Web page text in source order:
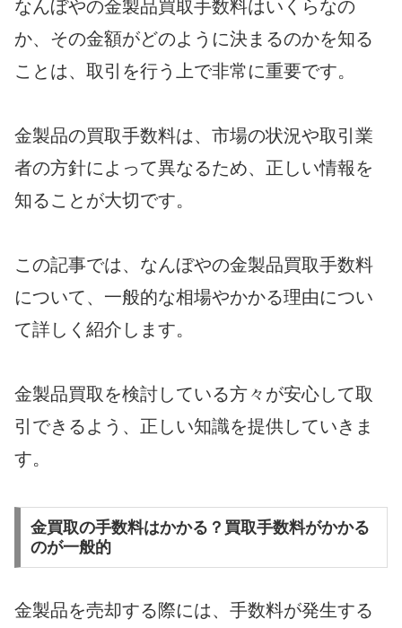
なんぼやの金製品買取手数料はいくらなの
か、その金額がどのように決まるのかを知る
ことは、取引を行う上で非常に重要です。
金製品の買取手数料は、市場の状況や取引業
者の方針によって異なるため、正しい情報を
知ることが大切です。
この記事では、なんぼやの金製品買取手数料
について、一般的な相場やかかる理由につい
て詳しく紹介します。
金製品買取を検討している方々が安心して取
引できるよう、正しい知識を提供していきま
す。
金買取の手数料はかかる？買取手数料がかかる
のが一般的
金製品を売却する際には、手数料が発生する